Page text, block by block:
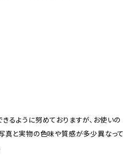
るように努めておりますが、お使いの
真と実物の色味や質感が多少異なって